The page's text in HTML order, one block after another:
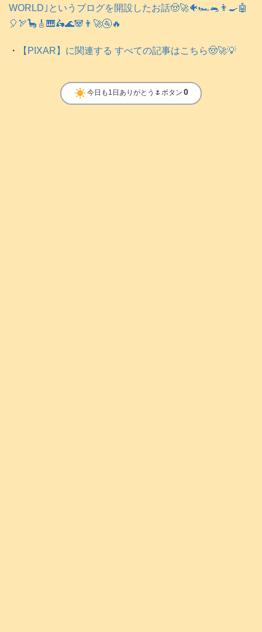
WORLD｣というブログを開設したお話🤠🚀🐠🏎️🐀👨‍🍳🤖
🎈🏹🦕🎸🎹🛵🌊🐼👨‍🚀🚰🔥
・ 【PIXAR】に関連する すべての記事はこちら🤠🚀💡
clear_day 今日も1日ありがとう🌷ボタン 0